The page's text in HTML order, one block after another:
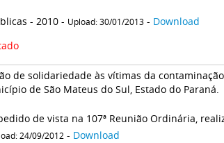
- 2010 - Upload: 30/01/2013 - Download
de solidariedade às vítimas da
de São Mateus do Sul, Estado do Paraná.
de vista na 107ª Reunião Ordinária,
24/09/2012 - Download